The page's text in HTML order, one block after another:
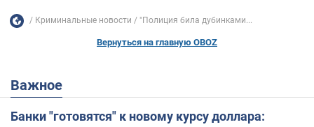
Криминальные новости "Полиция била дубинками...
Вернуться на главную OBOZ
Важное
Банки "готовятся" к новому курсу доллара: